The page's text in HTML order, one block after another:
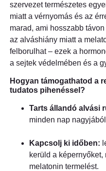
szervezet természetes
miatt a vérnyomás és az
marad, ami hosszabb
az alváshiány miatt a
felborulhat – ezek a
a sejtek védelmében és a
Hogyan támogathatod a
tudatos pihenéssel?
Tarts állandó alvási
minden nap
Kapcsolj ki időben:
kerüld a
melatonin termelést.